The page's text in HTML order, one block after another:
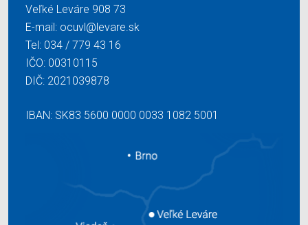
Veľké Leváre 908 73
E-mail: ocuvl@levare.sk
Tel: 034 / 779 43 16
IČO: 00310115
DIČ: 2021039878
IBAN: SK83 5600 0000 0033 1082 5001